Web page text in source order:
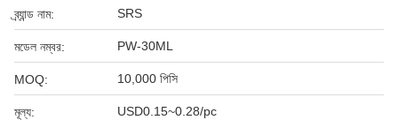
ব্র্যান্ড নাম: SRS
মডেল নম্বর: PW-30ML
MOQ: 10,000 পিসি
মূল্য: USD0.15~0.28/pc